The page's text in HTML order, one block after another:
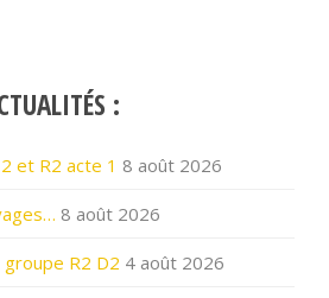
:
et R2 acte 1 8 août 2026
8 août 2026
R2 D2 4 août 2026